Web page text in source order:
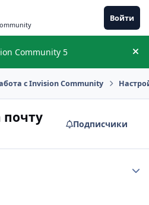
Войти
Community 5
с Invision Community
Подписчики